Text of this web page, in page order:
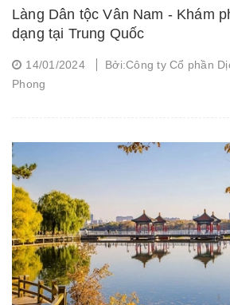
Làng Dân tộc Vân Nam - Khám
dạng tại Trung Quốc
14/01/2024
Bởi:Công ty Cổ phần
Phong